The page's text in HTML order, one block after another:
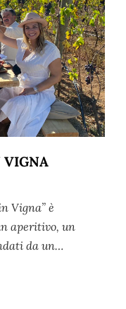
VIGNA
Vigna” è
aperitivo, un
da un…